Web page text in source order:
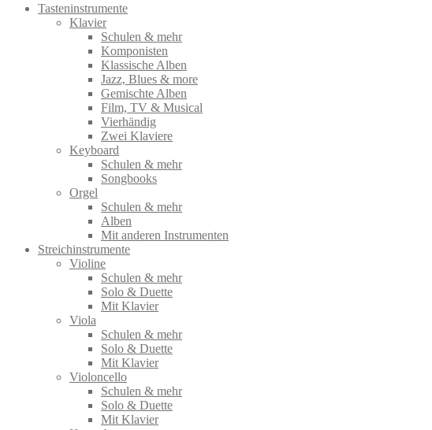
Tasteninstrumente
Klavier
Schulen & mehr
Komponisten
Klassische Alben
Jazz, Blues & more
Gemischte Alben
Film, TV & Musical
Vierhändig
Zwei Klaviere
Keyboard
Schulen & mehr
Songbooks
Orgel
Schulen & mehr
Alben
Mit anderen Instrumenten
Streichinstrumente
Violine
Schulen & mehr
Solo & Duette
Mit Klavier
Viola
Schulen & mehr
Solo & Duette
Mit Klavier
Violoncello
Schulen & mehr
Solo & Duette
Mit Klavier